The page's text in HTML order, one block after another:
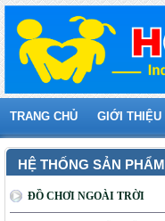
TRANG CHỦ GIỚI THIỆU
HỆ THỐNG SẢN PHẨM
ĐỒ CHƠI NGOÀI TRỜI